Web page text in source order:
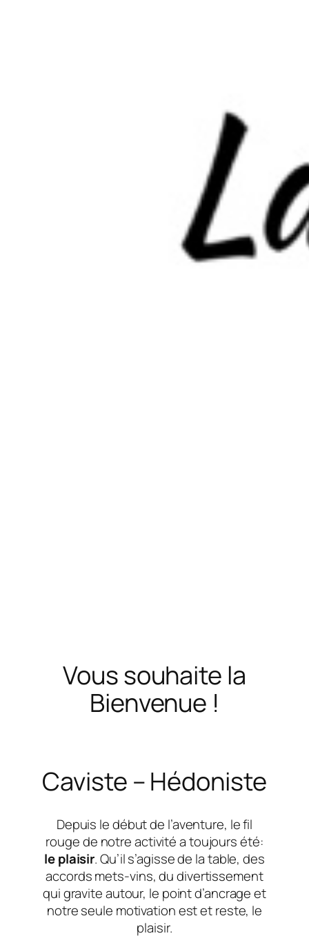
Vous souhaite la
Bienvenue !
Caviste – Hédoniste
Depuis le début de l’aventure, le fil
rouge de notre activité a toujours été:
le plaisir. Qu’il s’agisse de la table, des
accords mets-vins, du divertissement
qui gravite autour, le point d’ancrage et
notre seule motivation est et reste, le
plaisir.